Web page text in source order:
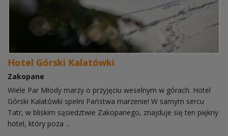
Hotel Górski Kalatówki
Zakopane
Wiele Par Młody marzy o przyjęciu weselnym w górach. Hotel
Górski Kalatówki spełni Państwa marzenie! W samym sercu
Tatr, w bliskim sąsiedztwie Zakopanego, znajduje się ten piękny
hotel, który poza ...